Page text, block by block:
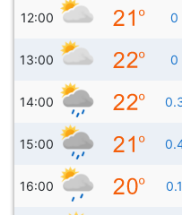
12:00 0
13:00 0
14:00
15:00
16:00